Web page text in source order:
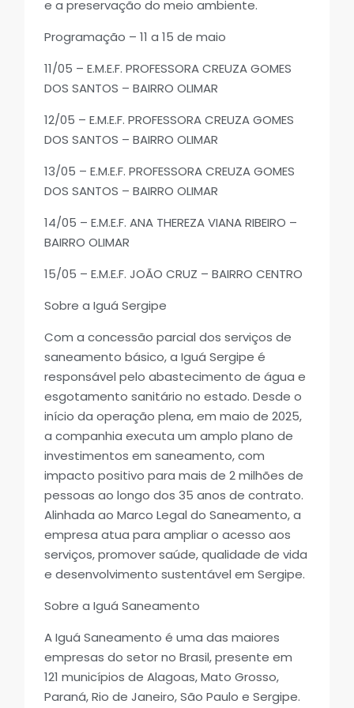
e a preservação do meio ambiente.
Programação – 11 a 15 de maio
11/05 – E.M.E.F. PROFESSORA CREUZA GOMES
DOS SANTOS – BAIRRO OLIMAR
12/05 – E.M.E.F. PROFESSORA CREUZA GOMES
DOS SANTOS – BAIRRO OLIMAR
13/05 – E.M.E.F. PROFESSORA CREUZA GOMES
DOS SANTOS – BAIRRO OLIMAR
14/05 – E.M.E.F. ANA THEREZA VIANA RIBEIRO –
BAIRRO OLIMAR
15/05 – E.M.E.F. JOÃO CRUZ – BAIRRO CENTRO
Sobre a Iguá Sergipe
Com a concessão parcial dos serviços de
saneamento básico, a Iguá Sergipe é
responsável pelo abastecimento de água e
esgotamento sanitário no estado. Desde o
início da operação plena, em maio de 2025,
a companhia executa um amplo plano de
investimentos em saneamento, com
impacto positivo para mais de 2 milhões de
pessoas ao longo dos 35 anos de contrato.
Alinhada ao Marco Legal do Saneamento, a
empresa atua para ampliar o acesso aos
serviços, promover saúde, qualidade de vida
e desenvolvimento sustentável em Sergipe.
Sobre a Iguá Saneamento
A Iguá Saneamento é uma das maiores
empresas do setor no Brasil, presente em
121 municípios de Alagoas, Mato Grosso,
Paraná, Rio de Janeiro, São Paulo e Sergipe.